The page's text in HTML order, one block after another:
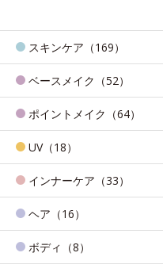
スキンケア（169）
ベースメイク（52）
ポイントメイク（64）
UV（18）
インナーケア（33）
ヘア（16）
ボディ（8）